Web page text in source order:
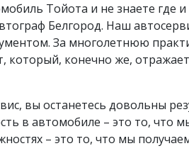
Тойота и не знаете где
Белгород. Наш
За многолетнюю
конечно же,
вы останетесь довольны
в автомобиле – это то, что
– это то, что мы